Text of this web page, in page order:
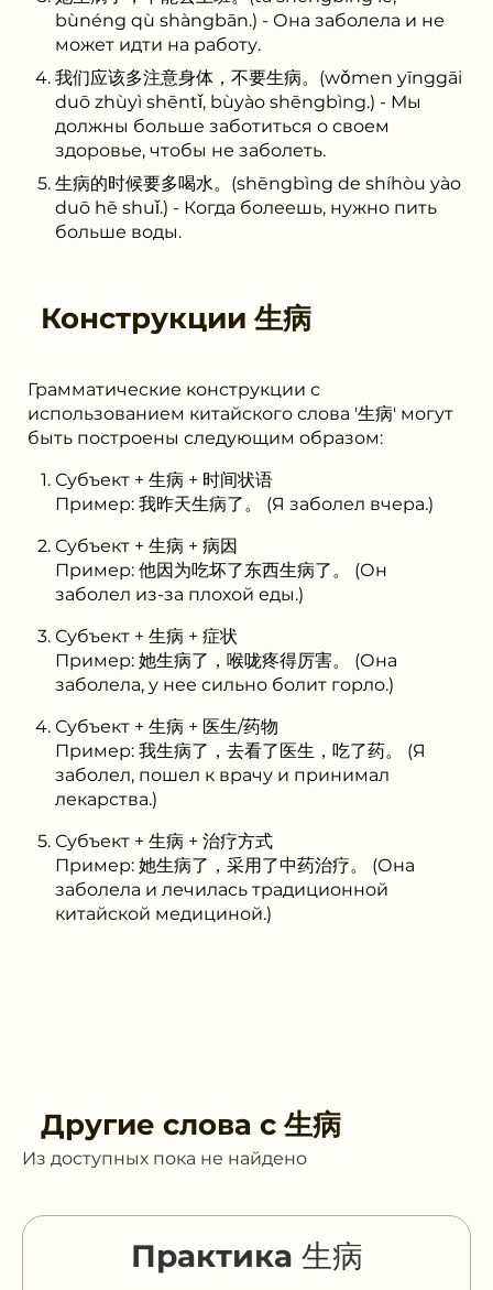
bùnéng qù shàngbān.) - Она заболела и не
может идти на работу.
我们应该多注意身体，不要生病。(wǒmen yīnggāi
duō zhùyì shēntǐ, bùyào shēngbìng.) - Мы
должны больше заботиться о своем
здоровье, чтобы не заболеть.
生病的时候要多喝水。(shēngbìng de shíhòu yào
duō hē shuǐ.) - Когда болеешь, нужно пить
больше воды.
Конструкции 生病
Грамматические конструкции с
использованием китайского слова '生病' могут
быть построены следующим образом:
Субъект + 生病 + 时间状语
Пример: 我昨天生病了。 (Я заболел вчера.)
Субъект + 生病 + 病因
Пример: 他因为吃坏了东西生病了。 (Он
заболел из-за плохой еды.)
Субъект + 生病 + 症状
Пример: 她生病了，喉咙疼得厉害。 (Она
заболела, у нее сильно болит горло.)
Субъект + 生病 + 医生/药物
Пример: 我生病了，去看了医生，吃了药。 (Я
заболел, пошел к врачу и принимал
лекарства.)
Субъект + 生病 + 治疗方式
Пример: 她生病了，采用了中药治疗。 (Она
заболела и лечилась традиционной
китайской медициной.)
Другие слова с 生病
Из доступных пока не найдено
Практика 生病